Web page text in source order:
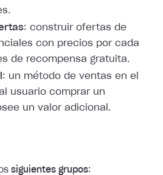
: construir ofertas de
con precios por cada
de recompensa gratuita.
: un método de ventas en el
usuario comprar un
un valor adicional.
siguientes grupos: